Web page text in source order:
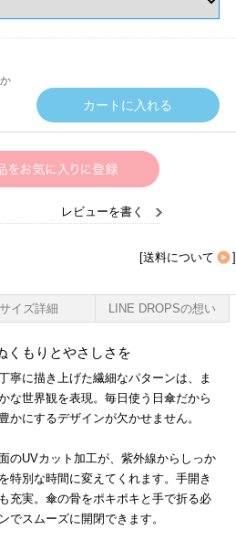
レビューを書く
[送料について ]
サイズ詳細 LINE DROPSの想い
くもりとやさしさを
寧に描き上げた繊細なパターンは、ま
な世界観を表現。毎日使う日傘だから
かにするデザインが欠かせません。
のUVカット加工が、紫外線からしっか
特別な時間に変えてくれます。手開き
充実。傘の骨をポキポキと手で折る必
でスムーズに開閉できます。